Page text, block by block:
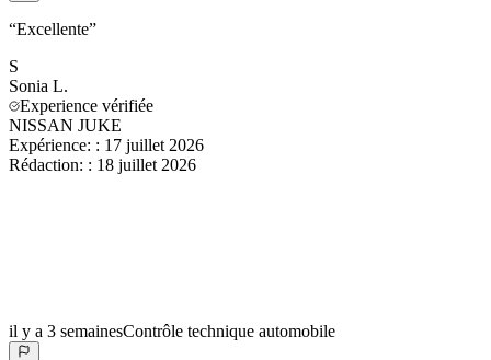
“Excellente”
S
Sonia L.
Experience vérifiée
NISSAN JUKE
Expérience: : 17 juillet 2026
Rédaction: : 18 juillet 2026
il y a 3 semainesContrôle technique automobile